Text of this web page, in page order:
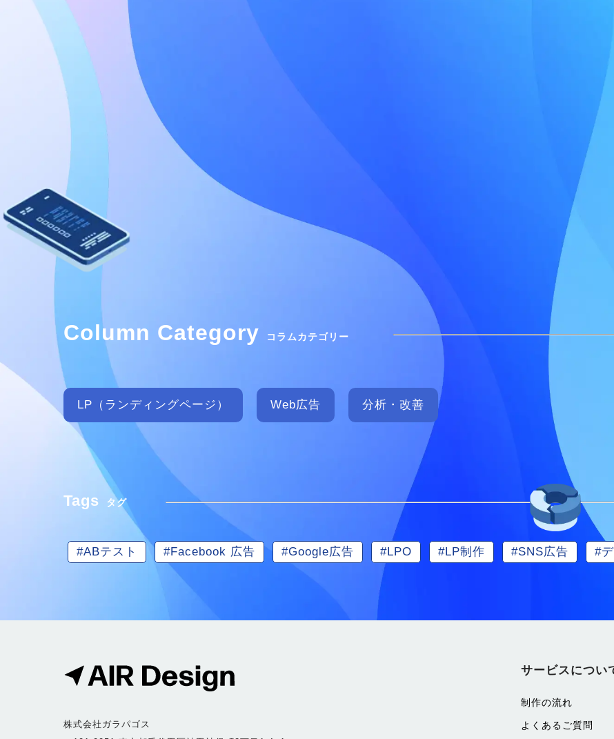
Column Category コラムカテゴリー
LP（ランディングページ） Web広告 分析・改善
Tags タグ
#ABテスト #Facebook 広告 #Google広告 #LPO #LP制作 #SNS広告 #
株式会社ガラパゴス
サービスについ
制作の流れ
よくあるご質問